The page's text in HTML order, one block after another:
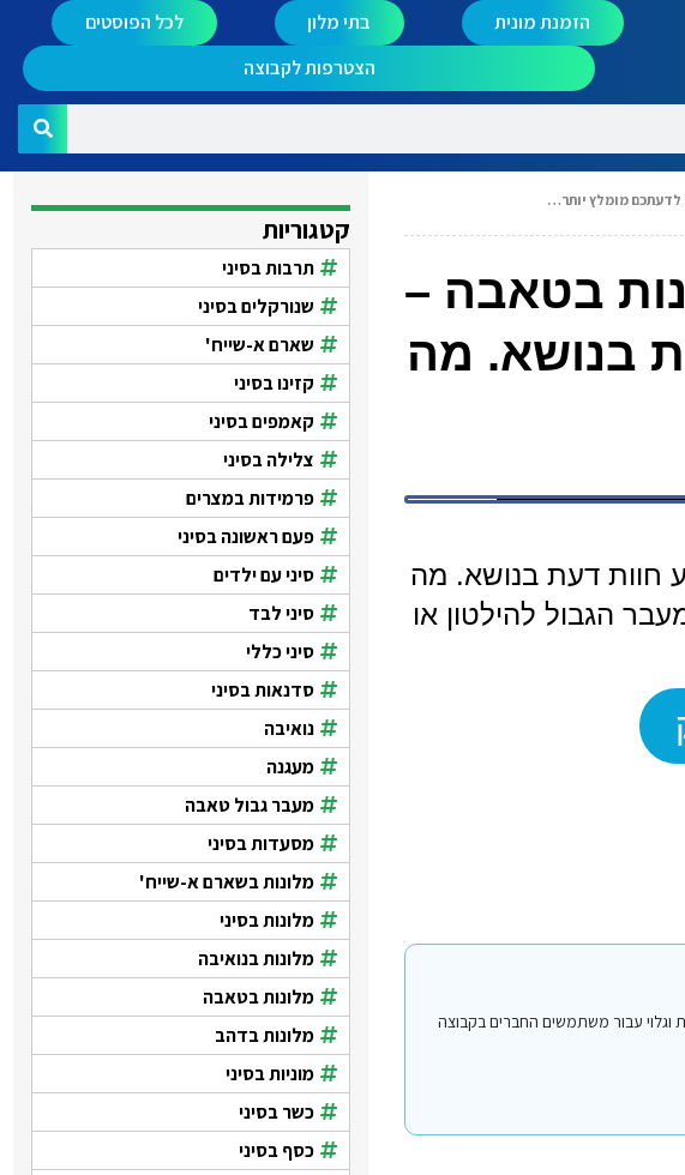
הזמנת מונית בתי מלון
לכל הפוסטים
הצטרפות לקבוצה
לדעתכם מומלץ יותר…
בטאבה –
בנושא. מה
חוות דעת בנושא. מה
הגבול להילטון או
או שמה לא מופיע באתר מטעמי פרטיות וגלוי עבור משתמשים החברים בקבוצה
קטגוריות
תרבות בסיני
שנורקלים בסיני
שארם א-שייח'
קזינו בסיני
קאמפים בסיני
צלילה בסיני
פרמידות במצרים
פעם ראשונה בסיני
סיני עם ילדים
סיני לבד
סיני כללי
סדנאות בסיני
נואיבה
מעגנה
מעבר גבול טאבה
מסעדות בסיני
מלונות בשארם א-שייח'
מלונות בסיני
מלונות בנואיבה
מלונות בטאבה
מלונות בדהב
מוניות בסיני
כשר בסיני
כסף בסיני